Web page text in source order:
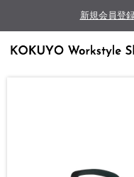
新規会員登